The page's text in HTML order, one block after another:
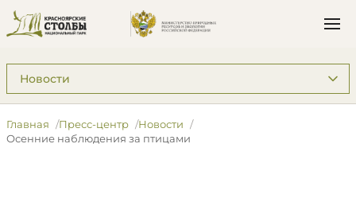
Подразделы: Пресс-центр
Главная Пресс-центр
Новости
​Осенние наблюдения за птицами